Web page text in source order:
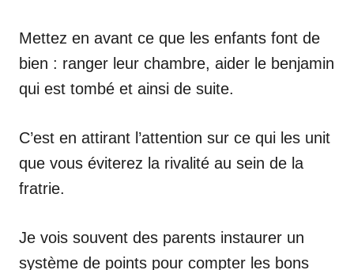
Mettez en avant ce que les enfants font de
bien : ranger leur chambre, aider le benjamin
qui est tombé et ainsi de suite.
C’est en attirant l’attention sur ce qui les unit
que vous éviterez la rivalité au sein de la
fratrie.
Je vois souvent des parents instaurer un
système de points pour compter les bons